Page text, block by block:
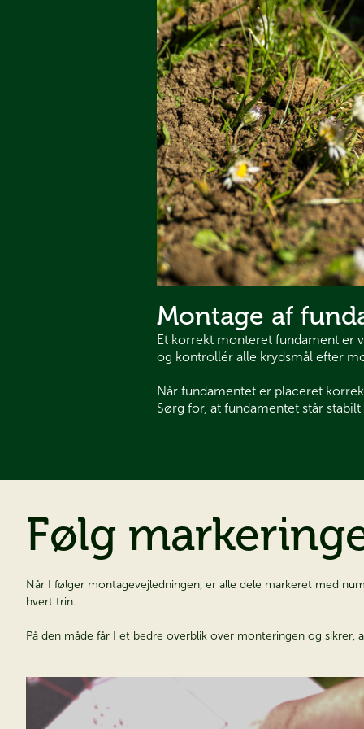
Montage af
Et korrekt monteret fundament er
og kontrollér alle krydsmål efter
Når fundamentet er placeret
Sørg for, at fundamentet står
Følg
Når I følger montagevejledningen, er alle dele markeret med
hvert trin.
På den måde får I et bedre overblik over monteringen og sikrer,